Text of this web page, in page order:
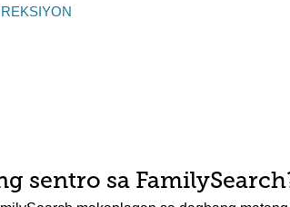
sentro sa